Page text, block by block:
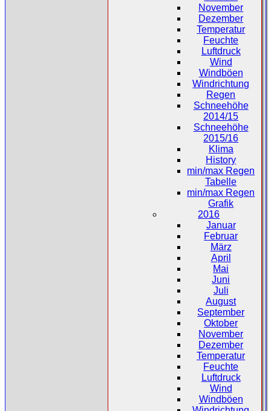
November
Dezember
Temperatur
Feuchte
Luftdruck
Wind
Windböen
Windrichtung
Regen
Schneehöhe
2014/15
Schneehöhe
2015/16
Klima
History
min/max Regen
Tabelle
min/max Regen
Grafik
2016
Januar
Februar
März
April
Mai
Juni
Juli
August
September
Oktober
November
Dezember
Temperatur
Feuchte
Luftdruck
Wind
Windböen